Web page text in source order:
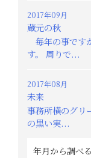
2017年09月
蔵元の秋
毎年の事です
す。 周りで...
2017年08月
未来
事務所横のグリ
の黒い実...
年月から調べる